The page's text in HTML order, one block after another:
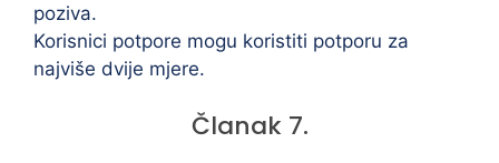
poziva.
Korisnici potpore mogu koristiti potporu za
najviše dvije mjere.
Članak 7.